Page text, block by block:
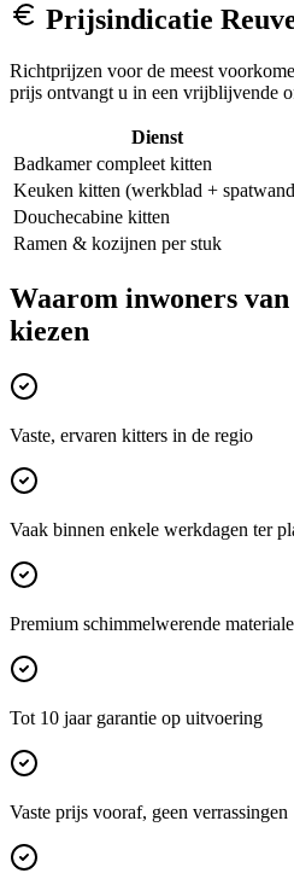
Prijsindicatie
Richtprijzen voor de meest
prijs ontvangt u in een vrijblijvende
Dienst
Badkamer compleet kitten
Keuken kitten (werkblad +
Douchecabine kitten
Ramen & kozijnen per stuk
Waarom inwoners van
kiezen
Vaste, ervaren kitters in de regio
Vaak binnen enkele werkdagen ter
Premium schimmelwerende
Tot 10 jaar garantie op uitvoering
Vaste prijs vooraf, geen verrassingen